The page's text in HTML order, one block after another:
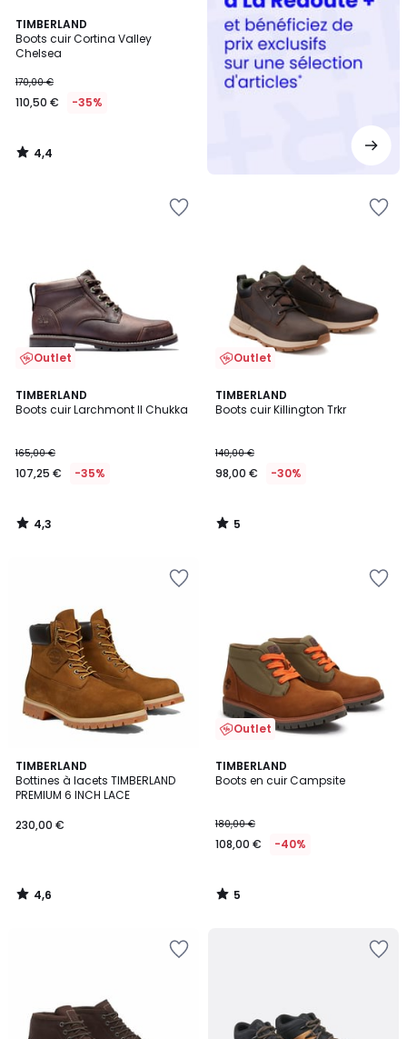
TIMBERLAND
Boots cuir Cortina Valley
Chelsea
170,00 €
110,50 € -35%
4,4
/ 5
4,4
/
Outlet
TIMBERLAND
Boots cuir Larchmont II Chukka
165,00 €
107,25 € -35%
4,3
/ 5
4,3
/
Outlet
TIMBERLAND
Boots cuir Killington Trkr
140,00 €
98,00 € -30%
5
/
5
/
TIMBERLAND
Bottines à lacets TIMBERLAND
PREMIUM 6 INCH LACE
230,00 €
4,6
/ 5
4,6
/
Outlet
TIMBERLAND
Boots en cuir Campsite
180,00 €
108,00 € -40%
5
/
5
/